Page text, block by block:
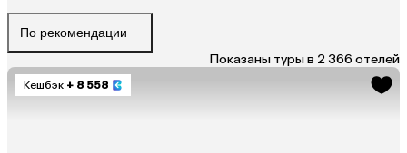
По рекомендации
Показаны туры в 2 366 отелей
Кешбэк + 8 558